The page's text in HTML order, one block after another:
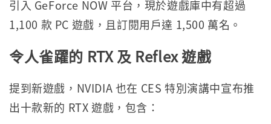
引入 GeForce NOW 平台，現於遊戲庫中有超過
1,100 款 PC 遊戲，且訂閱用戶達 1,500 萬名。
令人雀躍的 RTX 及 Reflex遊戲
提到新遊戲，NVIDIA 也在 CES 特別演講中宣布推
出十款新的 RTX 遊戲，包含：